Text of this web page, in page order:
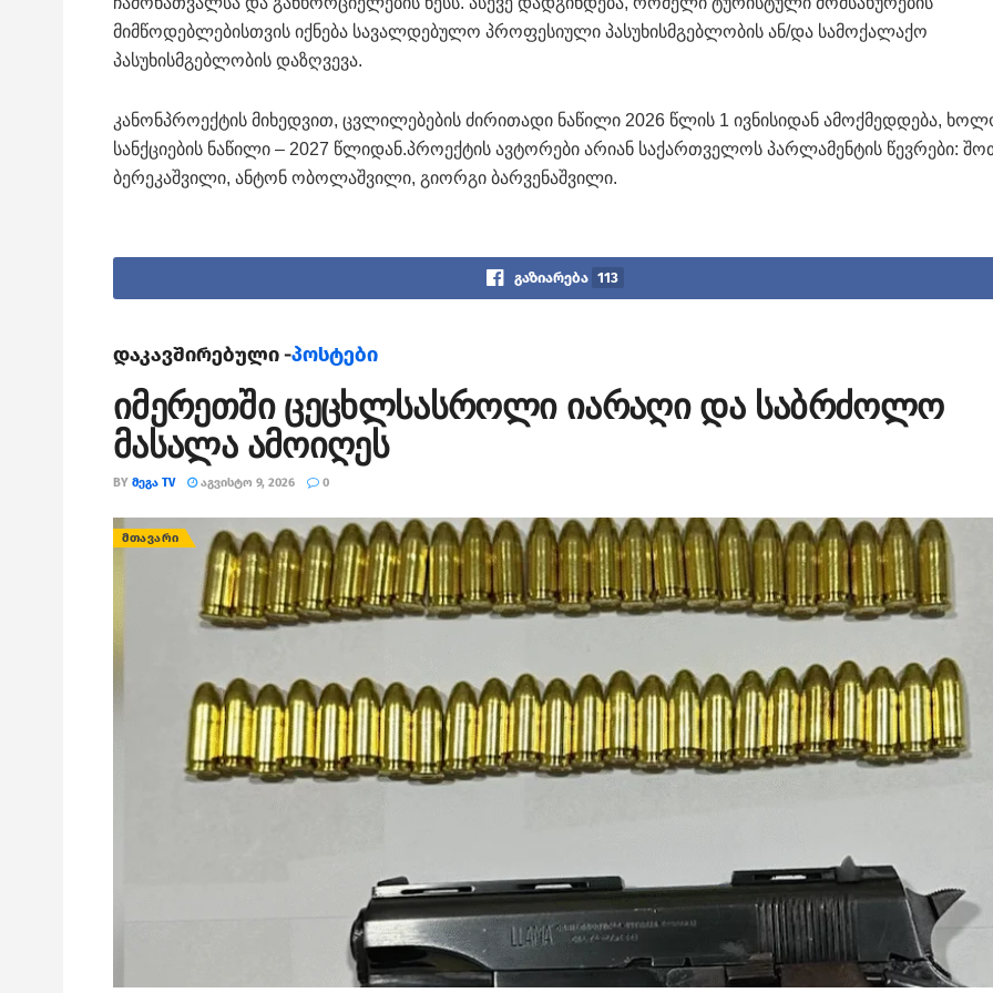
მიმწოდებლებისთვის იქნება სავალდებულო პროფესიული პასუხისმგებლობის ან/და სამოქალაქო
პასუხისმგებლობის დაზღვევა.
კანონპროექტის მიხედვით, ცვლილებების ძირითადი ნაწილი 2026 წლის 1 ივნისიდან ამოქმედდება,
სანქციების ნაწილი – 2027 წლიდან.პროექტის ავტორები არიან საქართველოს პარლამენტის წევრები:
ბერეკაშვილი, ანტონ ობოლაშვილი, გიორგი ბარვენაშვილი.
გაზიარება 113
დაკავშირებული -პოსტები
იმერეთში ცეცხლსასროლი იარაღი და საბრძოლო
მასალა ამოიღეს
BY ᲛᲔᲒᲐ TV ᲐᲒᲕᲘᲡᲢᲝ 9, 2026 0
ᲛᲗᲐᲕᲐᲠᲘ